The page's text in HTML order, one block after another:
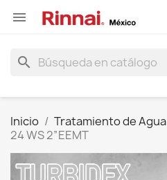

search
Inicio Tratamiento de Agua
24 WS 2”EEMT